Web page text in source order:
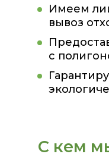
Имеем
вывоз
с
С кем